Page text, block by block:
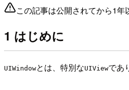
この記事は公開されてから1年
1 はじめに
UIWindowとは、特別なUIViewであ